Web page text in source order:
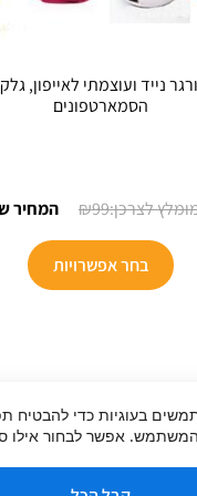
נייד ועוצמתי לאייפון,
הסמארטפונים
₪99
המחיר
המקורי
היה:
₪99.
בחר אפשרויות
בעוגיות כדי להבטיח
אפשר לבחור אילו